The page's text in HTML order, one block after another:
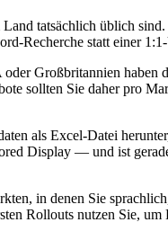
tatsächlich üblich
Recherche statt einer
Großbritannien haben
sollten Sie daher pro
als Excel-Datei
Display — und ist
in denen Sie
Rollouts nutzen Sie, um